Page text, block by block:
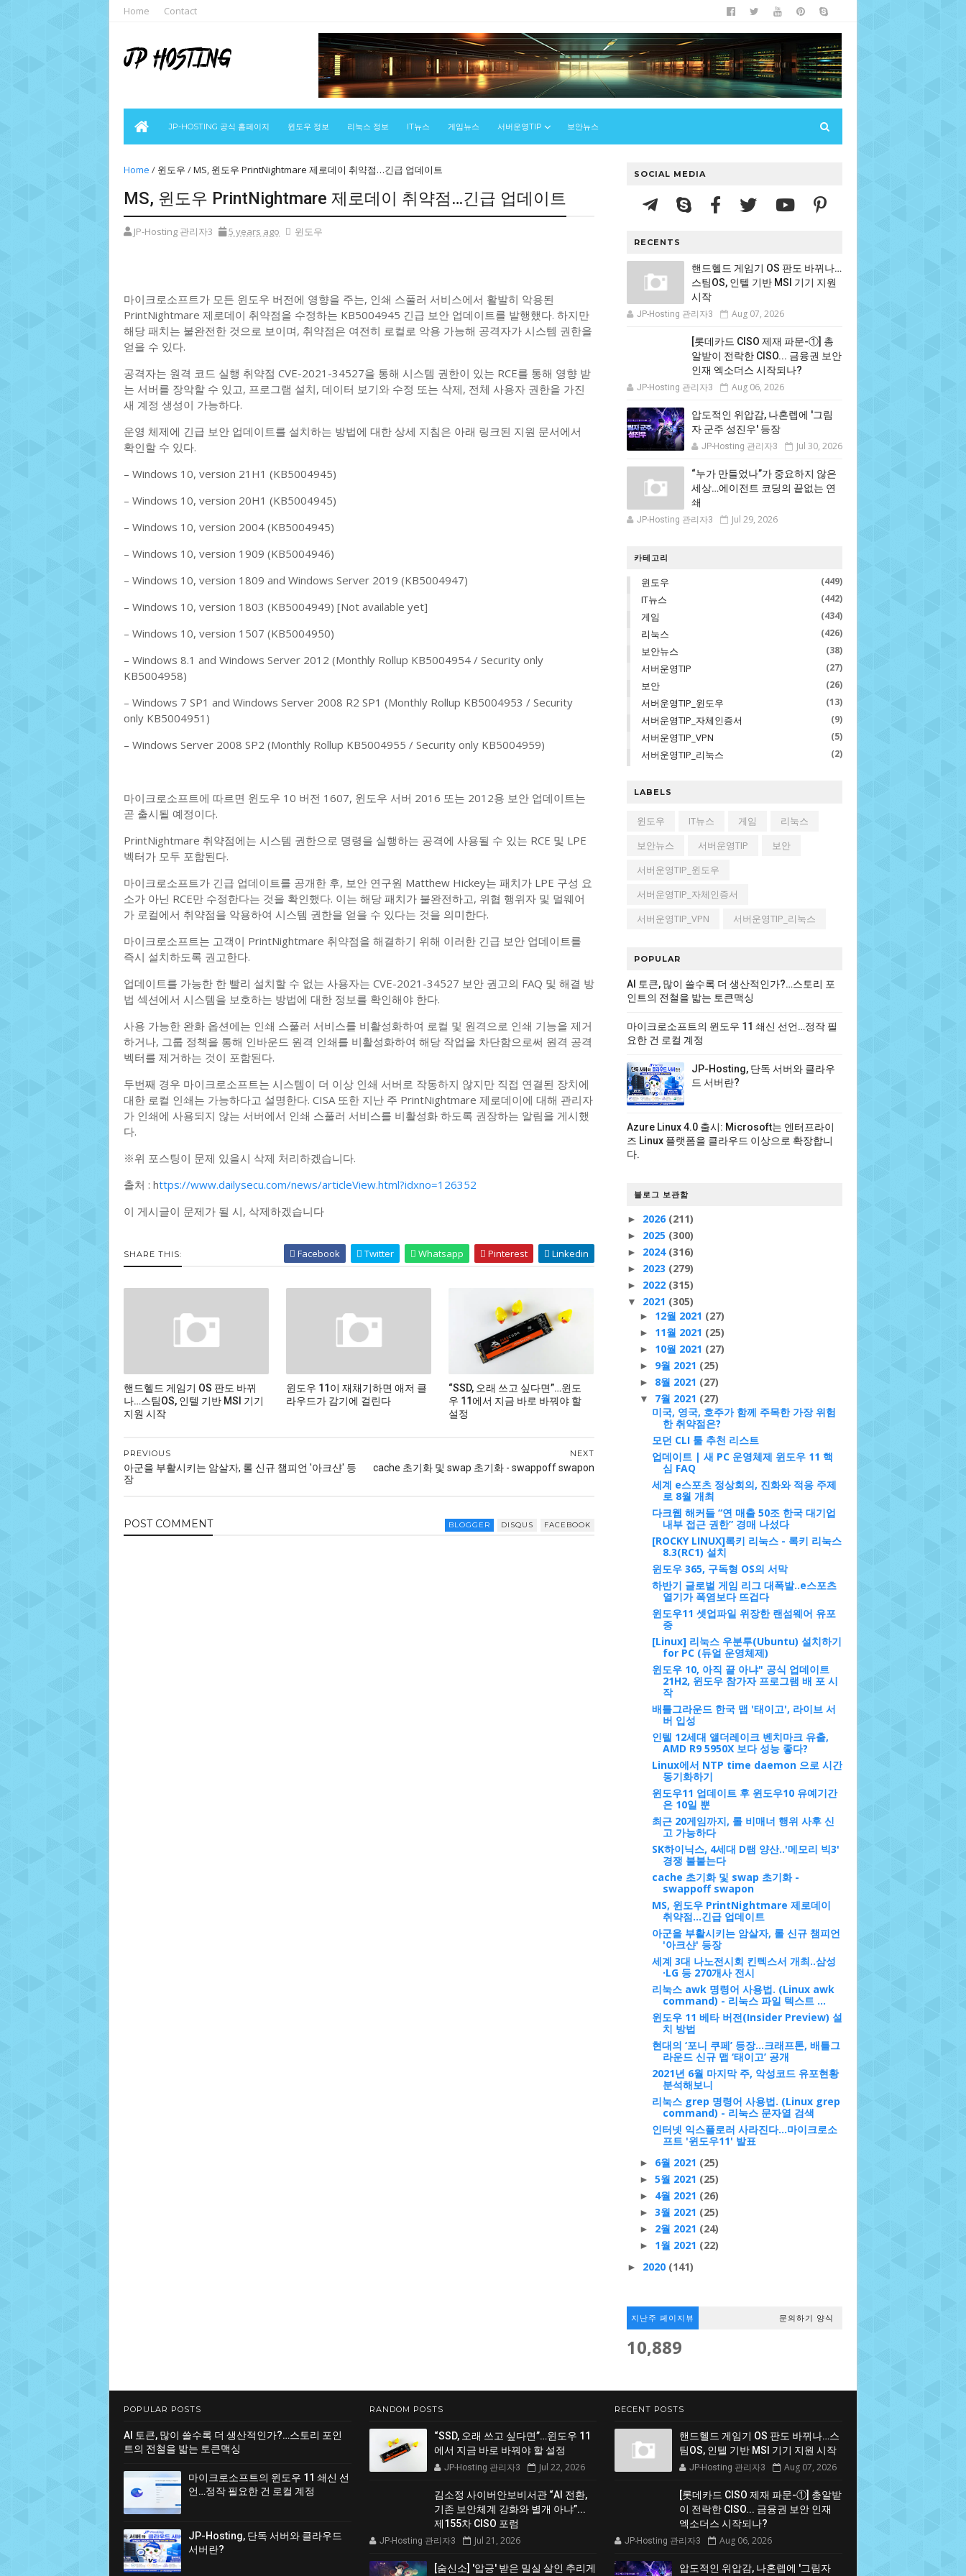
Home Contact
JP-HOSTING 공식 홈페이지 윈도우 정보 리눅스 정보 IT뉴스 게임뉴스 서버운영TIP 보안뉴스
Home / 윈도우 /MS, 윈도우 PrintNightmare 제로데이 취약점…긴급 업데이트
MS, 윈도우 PrintNightmare 제로데이 취약점…긴급 업데이트
JP-Hosting 관리자3 5 years ago 윈도우
마이크로소프트가 모든 윈도우 버전에 영향을 주는, 인쇄 스풀러 서비스에서 활발히 악용된
PrintNightmare 제로데이 취약점을 수정하는 KB5004945 긴급 보안 업데이트를 발행했다. 하지만
해당 패치는 불완전한 것으로 보이며, 취약점은 여전히 로컬로 악용 가능해 공격자가 시스템 권한을
얻을 수 있다.
공격자는 원격 코드 실행 취약점 CVE-2021-34527을 통해 시스템 권한이 있는 RCE를 통해 영향 받
는 서버를 장악할 수 있고, 프로그램 설치, 데이터 보기와 수정 또는 삭제, 전체 사용자 권한을 가진
새 계정 생성이 가능하다.
운영 체제에 긴급 보안 업데이트를 설치하는 방법에 대한 상세 지침은 아래 링크된 지원 문서에서
확인할 수 있다.
– Windows 10, version 21H1 (KB5004945)
– Windows 10, version 20H1 (KB5004945)
– Windows 10, version 2004 (KB5004945)
– Windows 10, version 1909 (KB5004946)
– Windows 10, version 1809 and Windows Server 2019 (KB5004947)
– Windows 10, version 1803 (KB5004949) [Not available yet]
– Windows 10, version 1507 (KB5004950)
– Windows 8.1 and Windows Server 2012 (Monthly Rollup KB5004954 / Security only
KB5004958)
– Windows 7 SP1 and Windows Server 2008 R2 SP1 (Monthly Rollup KB5004953 / Security
only KB5004951)
– Windows Server 2008 SP2 (Monthly Rollup KB5004955 / Security only KB5004959)
마이크로소프트에 따르면 윈도우 10 버전 1607, 윈도우 서버 2016 또는 2012용 보안 업데이트는
곧 출시될 예정이다.
PrintNightmare 취약점에는 시스템 권한으로 명령을 실행하는 공격에 사용될 수 있는 RCE 및 LPE
벡터가 모두 포함된다.
마이크로소프트가 긴급 업데이트를 공개한 후, 보안 연구원 Matthew Hickey는 패치가 LPE 구성 요
소가 아닌 RCE만 수정한다는 것을 확인했다. 이는 해당 패치가 불완전하고, 위협 행위자 및 멀웨어
가 로컬에서 취약점을 악용하여 시스템 권한을 얻을 수 있다는 것을 의미한다.
마이크로소프트는 고객이 PrintNightmare 취약점을 해결하기 위해 이러한 긴급 보안 업데이트를
즉시 설치하도록 권고한다.
업데이트를 가능한 한 빨리 설치할 수 없는 사용자는 CVE-2021-34527 보안 권고의 FAQ 및 해결 방
법 섹션에서 시스템을 보호하는 방법에 대한 정보를 확인해야 한다.
사용 가능한 완화 옵션에는 인쇄 스풀러 서비스를 비활성화하여 로컬 및 원격으로 인쇄 기능을 제거
하거나, 그룹 정책을 통해 인바운드 원격 인쇄를 비활성화하여 해당 작업을 차단함으로써 원격 공격
벡터를 제거하는 것이 포함된다.
두번째 경우 마이크로소프트는 시스템이 더 이상 인쇄 서버로 작동하지 않지만 직접 연결된 장치에
대한 로컬 인쇄는 가능하다고 설명한다. CISA 또한 지난 주 PrintNightmare 제로데이에 대해 관리자
가 인쇄에 사용되지 않는 서버에서 인쇄 스풀러 서비스를 비활성화 하도록 권장하는 알림을 게시했
다.
※위 포스팅이 문제 있을시 삭제 처리하겠습니다.
출처 : https://www.dailysecu.com/news/articleView.html?idxno=126352
이 게시글이 문제가 될 시, 삭제하겠습니다
SHARE THIS: Facebook Twitter Whatsapp Pinterest Linkedin
핸드헬드 게임기 OS 판도 바뀌
나…스팀OS, 인텔 기반 MSI 기기
지원 시작
윈도우 11이 재채기하면 애저 클
라우드가 감기에 걸린다
“SSD, 오래 쓰고 싶다면”…윈도
우 11에서 지금 바로 바꿔야 할
설정
NEXT
cache 초기화 및 swap 초기화 - swappoff swapon
PREVIOUS
아군을 부활시키는 암살자, 롤 신규 챔피언 '아크샨' 등
장
POST COMMENT BLOGGER DISQUS FACEBOOK
SOCIAL MEDIA
RECENTS
핸드헬드 게임기 OS 판도 바뀌나…
스팀OS, 인텔 기반 MSI 기기 지원
시작
JP-Hosting 관리자3 Aug 07, 2026
[롯데카드 CISO 제재 파문-①] 총
알받이 전락한 CISO... 금융권 보안
인재 엑소더스 시작되나?
JP-Hosting 관리자3 Aug 06, 2026
압도적인 위압감, 나혼렙에 '그림
자 군주 성진우' 등장
JP-Hosting 관리자3 Jul 30, 2026
“누가 만들었나”가 중요하지 않은
세상…에이전트 코딩의 끝없는 연
쇄
JP-Hosting 관리자3 Jul 29, 2026
카테고리
윈도우 (449)
IT뉴스 (442)
게임 (434)
리눅스 (426)
보안뉴스 (38)
서버운영TIP (27)
보안 (26)
서버운영TIP_윈도우 (13)
서버운영TIP_자체인증서 (9)
서버운영TIP_VPN (5)
서버운영TIP_리눅스 (2)
LABELS
윈도우 IT뉴스 게임
리눅스
보안뉴스
서버운영TIP
보안
서버운영TIP_윈도우
서버운영TIP_자체인증서
서버운영TIP_VPN
서버운영TIP_리눅스
POPULAR
AI 토큰, 많이 쓸수록 더 생산적인가?…스토리 포
인트의 전철을 밟는 토큰맥싱
마이크로소프트의 윈도우 11 쇄신 선언…정작 필
요한 건 로컬 계정
JP-Hosting, 단독 서버와 클라우
드 서버란?
Azure Linux 4.0 출시: Microsoft는 엔터프라이
즈 Linux 플랫폼을 클라우드 이상으로 확장합니
다.
블로그 보관함
► 2026 (211)
► 2025 (300)
► 2024 (316)
► 2023 (279)
► 2022 (315)
▼ 2021 (305)
► 12월 2021 (27)
► 11월 2021 (25)
► 10월 2021 (27)
► 9월 2021 (25)
► 8월 2021 (27)
▼ 7월 2021 (27)
미국, 영국, 호주가 함께 주목한 가장 위험
한 취약점은?
모던 CLI 툴 추천 리스트
업데이트 | 새 PC 운영체제 윈도우 11 핵
심 FAQ
세계 e스포츠 정상회의, 진화와 적응 주제
로 8월 개최
다크웹 해커들 “연 매출 50조 한국 대기업
내부 접근 권한” 경매 나섰다
[ROCKY LINUX]록키 리눅스 - 록키 리눅스
8.3(RC1) 설치
윈도우 365, 구독형 OS의 서막
하반기 글로벌 게임 리그 대폭발..e스포츠
열기가 폭염보다 뜨겁다
윈도우11 셋업파일 위장한 랜섬웨어 유포
중
[Linux] 리눅스 우분투(Ubuntu) 설치하기
for PC (듀얼 운영체제)
윈도우 10, 아직 끝 아냐" 공식 업데이트
21H2, 윈도우 참가자 프로그램 배 포 시
작
배틀그라운드 한국 맵 '태이고', 라이브 서
버 입성
인텔 12세대 앨더레이크 벤치마크 유출,
AMD R9 5950X 보다 성능 좋다?
Linux에서 NTP time daemon 으로 시간
동기화하기
윈도우11 업데이트 후 윈도우10 유예기간
은 10일 뿐
최근 20게임까지, 롤 비매너 행위 사후 신
고 가능하다
SK하이닉스, 4세대 D램 양산..'메모리 빅3'
경쟁 불붙는다
cache 초기화 및 swap 초기화 -
swappoff swapon
MS, 윈도우 PrintNightmare 제로데이
취약점…긴급 업데이트
아군을 부활시키는 암살자, 롤 신규 챔피언
'아크샨' 등장
세계 3대 나노전시회 킨텍스서 개최..삼성
·LG 등 270개사 전시
리눅스 awk 명령어 사용법. (Linux awk
command) - 리눅스 파일 텍스트 ...
윈도우 11 베타 버전(Insider Preview) 설
치 방법
현대의 ‘포니 쿠페’ 등장...크래프톤, 배틀그
라운드 신규 맵 ‘태이고’ 공개
2021년 6월 마지막 주, 악성코드 유포현황
분석해보니
리눅스 grep 명령어 사용법. (Linux grep
command) - 리눅스 문자열 검색
인터넷 익스플로러 사라진다…마이크로소
프트 '윈도우11' 발표
► 6월 2021 (25)
► 5월 2021 (25)
► 4월 2021 (26)
► 3월 2021 (25)
► 2월 2021 (24)
► 1월 2021 (22)
► 2020 (141)
지난주 페이지뷰 문의하기 양식
10,889
POPULAR POSTS
AI 토큰, 많이 쓸수록 더 생산적인가?…스토리 포인
트의 전철을 밟는 토큰맥싱
마이크로소프트의 윈도우 11 쇄신 선
언…정작 필요한 건 로컬 계정
JP-Hosting, 단독 서버와 클라우드
서버란?
RANDOM POSTS
“SSD, 오래 쓰고 싶다면”…윈도우 11
에서 지금 바로 바꿔야 할 설정
JP-Hosting 관리자3 Jul 22, 2026
김소정 사이버안보비서관 “AI 전환,
기존 보안체계 강화와 별개 아냐”...
제155차 CISO 포럼
JP-Hosting 관리자3 Jul 21, 2026
[숨신소] '압긍' 받은 밀실 살인 추리게
RECENT POSTS
핸드헬드 게임기 OS 판도 바뀌나…스
팀OS, 인텔 기반 MSI 기기 지원 시작
JP-Hosting 관리자3 Aug 07, 2026
[롯데카드 CISO 제재 파문-①] 총알받
이 전락한 CISO... 금융권 보안 인재
엑소더스 시작되나?
JP-Hosting 관리자3 Aug 06, 2026
압도적인 위압감, 나혼렙에 '그림자